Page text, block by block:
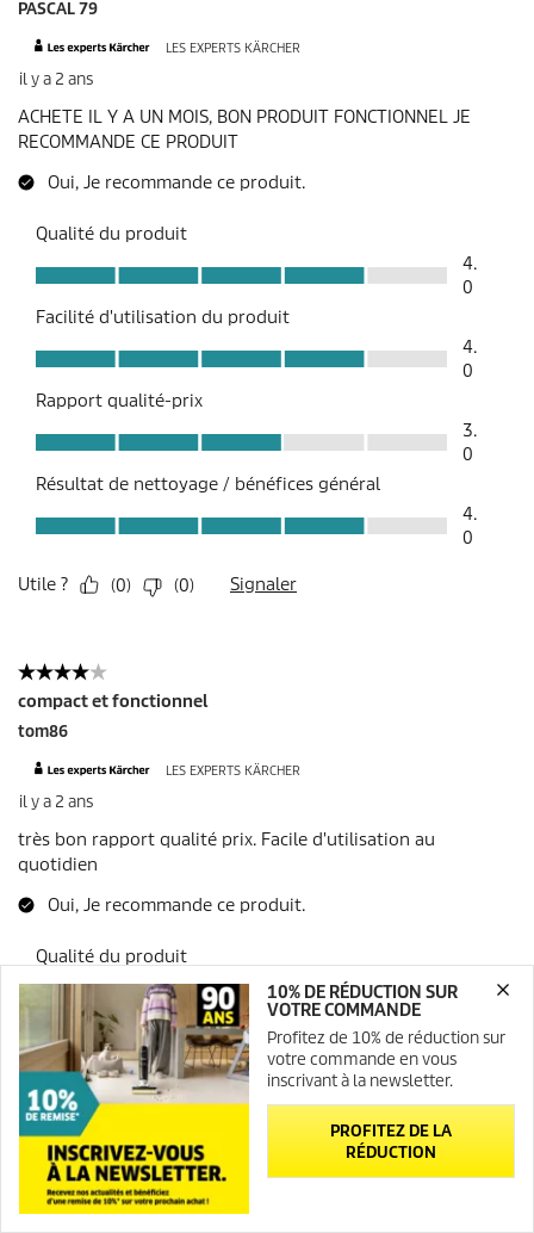
10% DE RÉDUCTION SUR
VOTRE COMMANDE
Profitez de 10% de réduction sur
votre commande en vous
inscrivant à la newsletter.
PROFITEZ DE LA
RÉDUCTION
Newsletter